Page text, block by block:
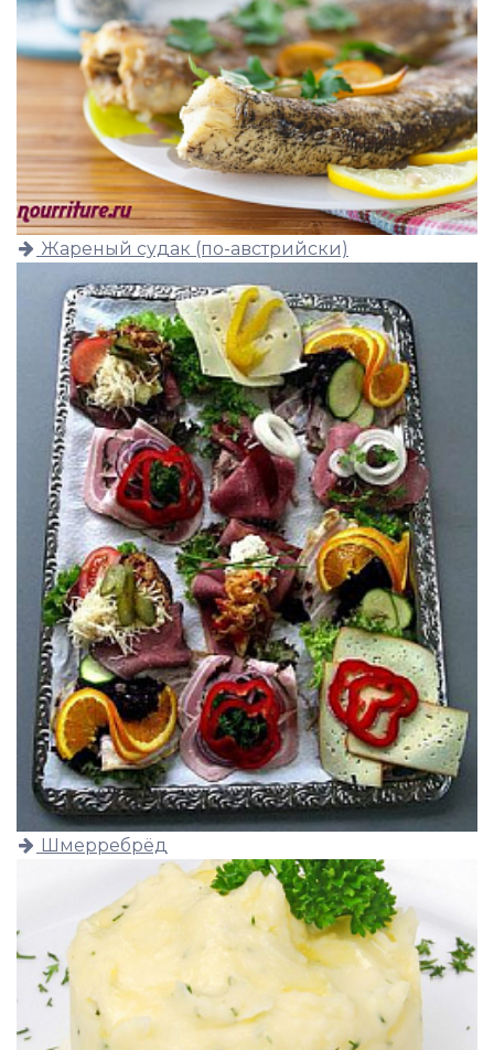
Жареный судак (по-австрийски)
Шмерребрёд